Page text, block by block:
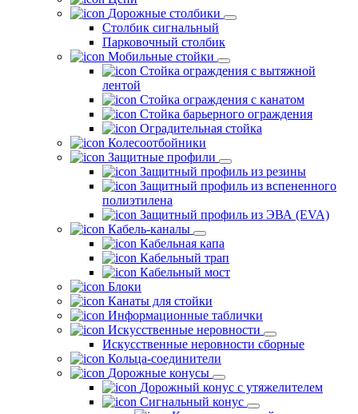
Дорожные столбики
Столбик сигнальный
Парковочный столбик
Мобильные стойки
Стойка ограждения с вытяжной
лентой
Стойка ограждения с канатом
Стойка барьерного ограждения
Оградительная стойка
Колесоотбойники
Защитные профили
Защитный профиль из резины
Защитный профиль из вспененного
полиэтилена
Защитный профиль из ЭВА (EVA)
Кабель-каналы
Кабельная капа
Кабельный трап
Кабельный мост
Блоки
Канаты для стойки
Информационные таблички
Искусственные неровности
Искусственные неровности сборные
Кольца-соединители
Дорожные конусы
Дорожный конус с утяжелителем
Сигнальный конус